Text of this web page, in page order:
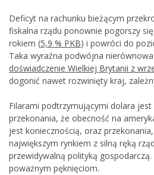
Deficyt na rachunku bieżącym
fiskalna rządu ponownie pogorszy
rokiem (5,9 % PKB) i powróci do
Taka wyraźna podwójna
doświadczenie Wielkiej Brytanii z
dogonić nawet rozwinięty kraj,
Filarami podtrzymującymi dolara
przekonania, że obecność na
jest koniecznością, oraz
największym rynkiem z silną ręką
przewidywalną polityką
poważnym pęknięciom.